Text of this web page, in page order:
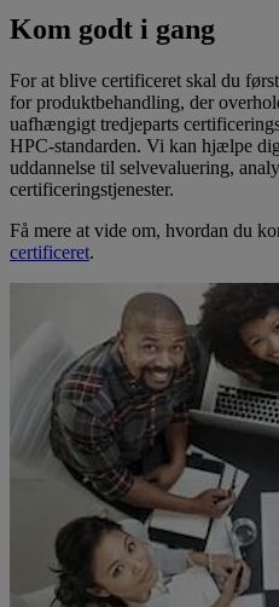
Kom godt i gang
For at blive certificeret skal du
for produktbehandling, der
uafhængigt tredjeparts
HPC-standarden. Vi kan hjælpe
uddannelse til selvevaluering,
certificeringstjenester.
Få mere at vide om, hvordan du
certificeret.